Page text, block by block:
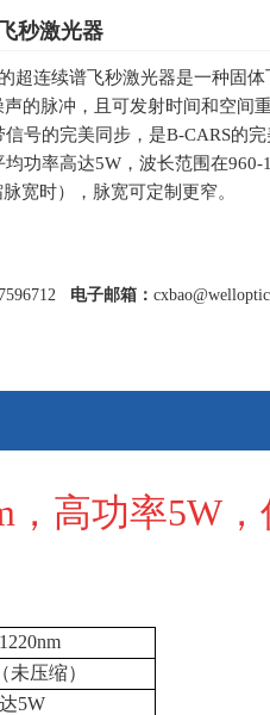
秒激光器
超连续谱飞秒激光器是一种固
声的脉冲，且可发射时间和空间
信号的完美同步，是B-CARS的
功率高达5W，波长范围在960-
宽时），脉宽可定制更窄。
电子邮箱：
，高功率5W，
未压缩）
5W